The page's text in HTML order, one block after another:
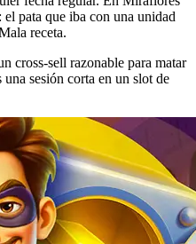
pata que iba con una unidad
receta.
cross-sell razonable para matar
sesión corta en un slot de